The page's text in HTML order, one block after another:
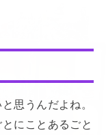
思うんだよね。
にことあるごと